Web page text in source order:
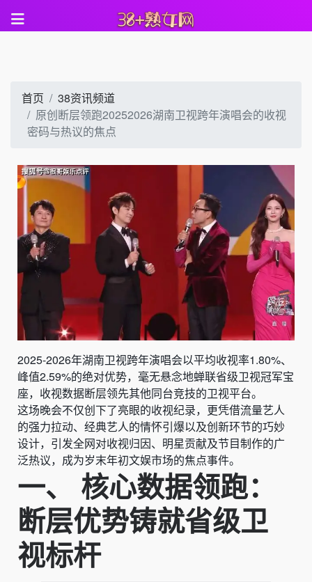
首页
38资讯频道
原创断层领跑20252026湖南卫视跨年演唱会的收视
密码与热议的焦点
2025-2026年湖南卫视跨年演唱会以平均收视率1.80%、
峰值2.59%的绝对优势，毫无悬念地蝉联省级卫视冠军宝
座，收视数据断层领先其他同台竞技的卫视平台。
这场晚会不仅创下了亮眼的收视纪录，更凭借流量艺人
的强力拉动、经典艺人的情怀引爆以及创新环节的巧妙
设计，引发全网对收视归因、明星贡献及节目制作的广
泛热议，成为岁末年初文娱市场的焦点事件。
一、 核心数据领跑：
断层优势铸就省级卫
视标杆